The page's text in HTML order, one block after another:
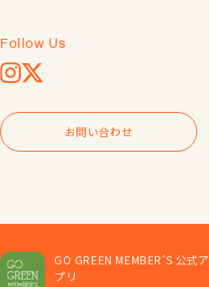
Follow Us
Instagram
X
お問い合わせ
Shop List
Service
Company
GO GREEN MEMBER'S 公式ア
プリ